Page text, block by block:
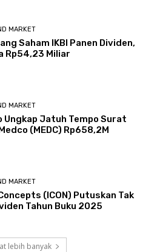
MARKET
Saham IKBI Panen Dividen,
Rp54,23 Miliar
MARKET
Ungkap Jatuh Tempo Surat
(MEDC) Rp658,2M
MARKET
(ICON) Putuskan Tak
Tahun Buku 2025
lebih banyak